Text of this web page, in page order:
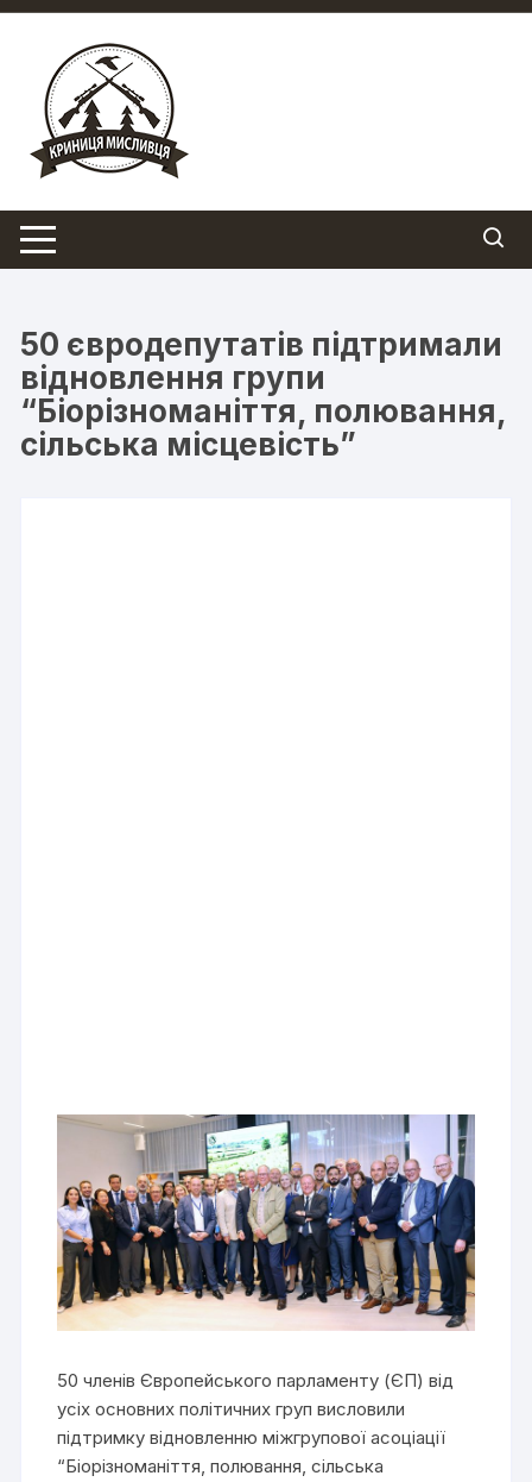
Перейти
вмісту
50 євродепутатів підтримали
відновлення групи
“Біорізноманіття, полювання,
сільська місцевість”
50 членів Європейського парламенту (ЄП) від
усіх основних політичних груп висловили
підтримку відновленню міжгрупової асоціації
“Біорізноманіття, полювання, сільська